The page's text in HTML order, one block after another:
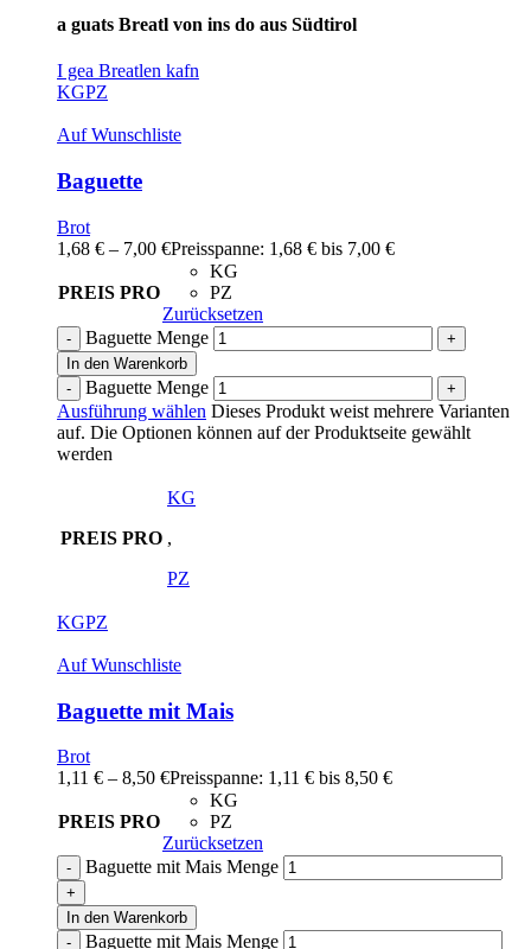
a guats Breatl von ins do aus Südtirol
I gea Breatlen kafn
KGPZ
Auf Wunschliste
Baguette
Brot
1,68 € – 7,00 €Preisspanne: 1,68 € bis 7,00 €
PREIS PRO
KG
PZ
Zurücksetzen
Baguette Menge
In den Warenkorb
Baguette Menge
Ausführung wählen Dieses Produkt weist mehrere Varianten
auf. Die Optionen können auf der Produktseite gewählt
werden
PREIS PRO
KG
,
PZ
KGPZ
Auf Wunschliste
Baguette mit Mais
Brot
1,11 € – 8,50 €Preisspanne: 1,11 € bis 8,50 €
PREIS PRO
KG
PZ
Zurücksetzen
Baguette mit Mais Menge
In den Warenkorb
Baguette mit Mais Menge